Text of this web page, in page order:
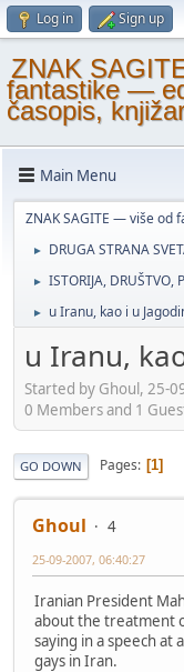
Log in Sign up
ZNAK
fantastike —
časopis,
Main Menu
ZNAK SAGITE — više od
► DRUGA STRANA
► ISTORIJA, DRUŠTVO,
► u Iranu, kao i u
u Iranu,
Started by Ghoul, 25-
0 Members and 1
GO DOWN Pages 1
Ghoul 4
25-09-2007, 06:40:27
Iranian President
about the treatment
saying in a speech at
gays in Iran.